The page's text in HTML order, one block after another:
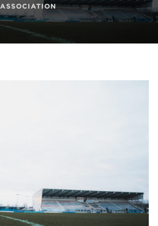
ASSOCIATION